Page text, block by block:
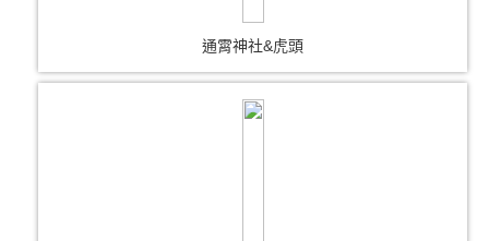
通霄神社&虎頭